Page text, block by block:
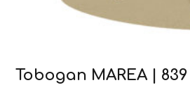
Tobogan MAREA | 839